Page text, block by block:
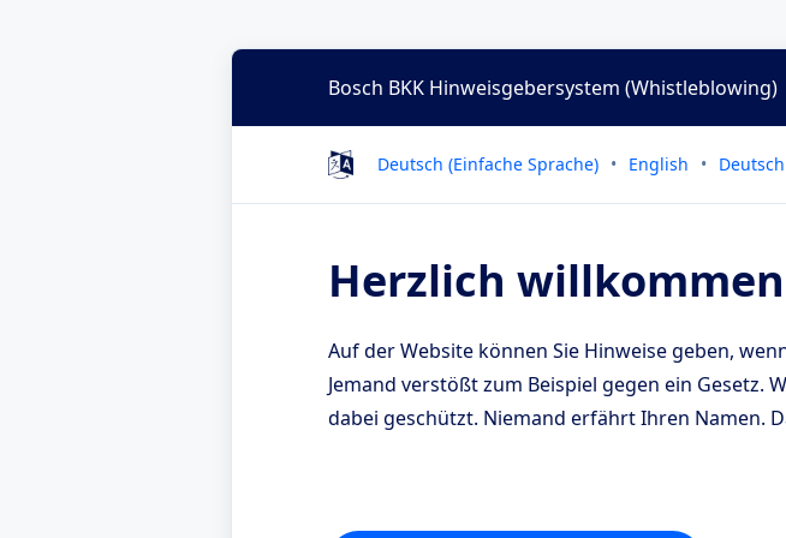
Bosch BKK Hinweisgebersystem (Whistleblowing)
Deutsch (Einfache Sprache) English Deutsch
Herzlich
Auf der Website können Sie Hinweise geben,
Jemand verstößt zum Beispiel gegen ein Gesetz.
dabei geschützt. Niemand erfährt Ihren Namen.